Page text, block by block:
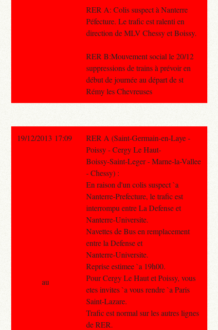
RER A: Colis suspect à Nanterre
Péfecture. Le trafic est ralenti en
direction de MLV Chessy et Boissy.
RER B:Mouvement social le 20/12
suppressions de trains à prévoir en
début de journée au départ de st
Rémy les Chevreuses
19/12/2013 17:09
RER A (Saint-Germain-en-Laye -
Poissy - Cergy Le Haut-
Boissy-Saint-Leger - Marne-la-Vallee
- Chessy) :
En raison d'un colis suspect `a
Nanterre-Prefecture, le trafic est
interrompu entre La Defense et
Nanterre-Universite.
Navettes de Bus en remplacement
entre la Defense et
Nanterre-Universite.
Reprise estimee `a 19h00.
Pour Cergy Le Haut et Poissy, vous
etes invites `a vous rendre `a Paris
Saint-Lazare.
Trafic est normal sur les autres lignes
de RER.
au